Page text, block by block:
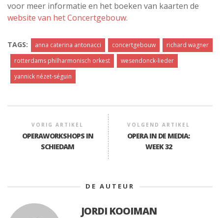
voor meer informatie en het boeken van kaarten de
website van het Concertgebouw.
TAGS: anna caterina antonacci concertgebouw
richard wagner
rotterdams philharmonisch orkest
wesendonck-lieder
yannick nézet-séguin
VORIG ARTIKEL
OPERAWORKSHOPS IN
SCHIEDAM
VOLGEND ARTIKEL
OPERA IN DE MEDIA:
WEEK 32
DE AUTEUR
JORDI KOOIMAN